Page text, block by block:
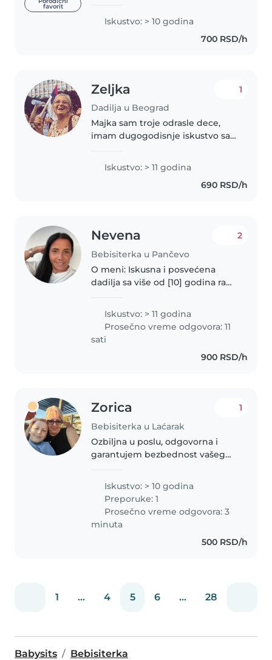
favorit
godina. Volim da provodim
vreme sa decom i važno mi je..
Iskustvo: > 10 godina
700 RSD/h
Zeljka
Dadilja u Beograd
1
Majka sam troje odrasle dece,
imam dugogodisnje iskustvo sa
novorodjenceta do skolaraca.
Iskustvo: > 11 godina
690 RSD/h
Nevena
Bebisiterka u Pančevo
2
O meni: Iskusna i posvećena
dadilja sa više od [10] godina rada
pruzav vam profesionalnu uslugu
čuvanja dece. Strastveno se
bavim radom s mališanima,..
Iskustvo: > 11 godina
Prosečno vreme odgovora: 11
sati
900 RSD/h
Zorica
Bebisiterka u Laćarak
1
Ozbiljna u poslu, odgovorna i
garantujem bezbednost vašeg
dece uzrasta od 0 do 10 g. Kako
svojih unučića tako i tudje dece.
Slobodna sam svakog dana..
Iskustvo: > 10 godina
Preporuke: 1
Prosečno vreme odgovora: 3
minuta
500 RSD/h
1 ... 4 5 6 ... 28
Babysits Bebisiterka